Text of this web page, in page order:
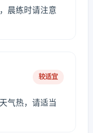
晨练时请注意
较适宜
气热，请适当